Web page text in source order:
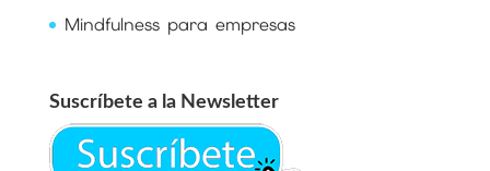
Mindfulness para empresas
Suscríbete a la Newsletter